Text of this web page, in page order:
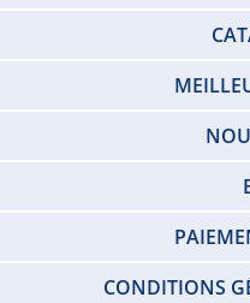
CONDITIONS